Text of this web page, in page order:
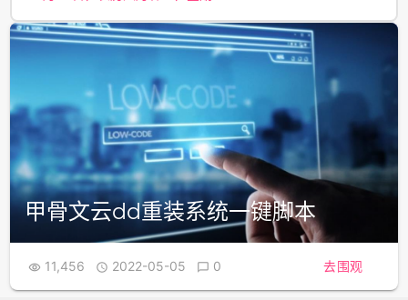
甲骨文云dd重装系统一键脚本
 11,456  2022-05-05  0 去围观